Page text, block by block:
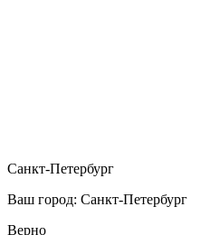
Санкт-Петербург
Ваш город: Санкт-Петербург
Верно